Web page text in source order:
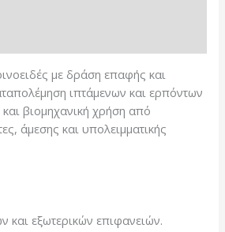
με δράση επαφής και
ιπτάμενων και ερπόντων
και βιομηχανική χρήση από
άμεσης και υπολειμματικής
και εξωτερικών επιφανειών.